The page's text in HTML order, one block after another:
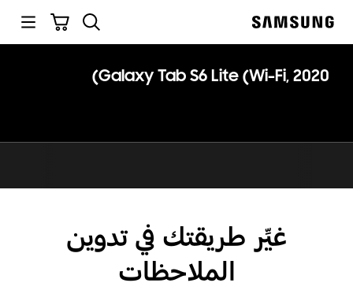
Galaxy Tab S6 Lite (Wi-Fi, 2020)
غيِّر طريقتك في تدوين
الملاحظات